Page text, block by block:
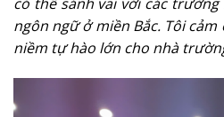
ngôn ngữ ở miền Bắc. Tôi
niềm tự hào lớn cho nhà